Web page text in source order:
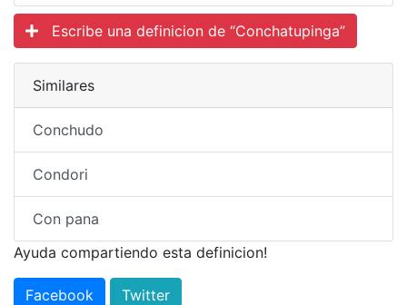
Escribe una definicion de “Conchatupinga”
Similares
Conchudo
Condori
Con pana
Ayuda compartiendo esta definicion!
Facebook Twitter